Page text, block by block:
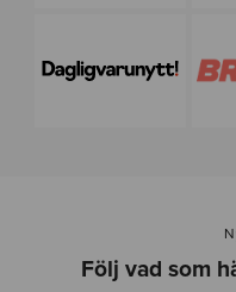
Följ vad som